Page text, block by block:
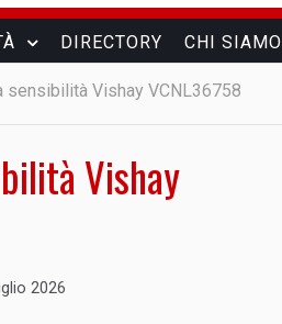
DIRECTORY CHI SIAMO
Vishay VCNL36758
Vishay
2026